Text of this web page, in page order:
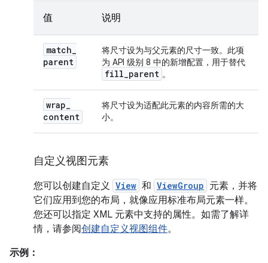
值 说明
match_
parent
将尺寸设为与父元素的尺寸一致。此项
为 API 级别 8 中的新增配置，用于替代
fill_parent 。
wrap_
content
将尺寸设为适配此元素的内容所需的大
小。
自定义视图元素
您可以创建自定义 View 和 ViewGroup 元素，并将
它们应用到您的布局，就像应用标准布局元素一样。
您还可以指定 XML 元素中支持的属性。如需了解详
情，请参阅创建自定义视图组件。
示例：